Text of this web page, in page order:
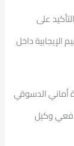
على
الإيجابية داخل
أماني الدسوقي
وكيل